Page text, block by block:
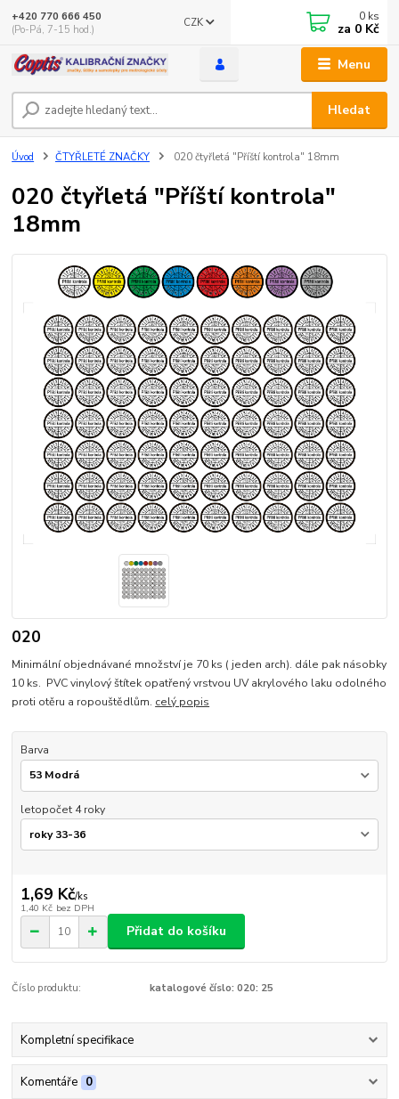
Menu
CZK
Hledat
+420 770 666 450
(Po-Pá, 7-15 hod.)
0 ks
za 0 Kč
Úvod ČTYŘLETÉ ZNAČKY 020 čtyřletá "Příští kontrola" 18mm
020 čtyřletá "Příští kontrola"
18mm
020
Minimální objednávané množství je 70 ks ( jeden arch). dále pak násobky
10 ks. PVC vinylový štítek opatřený vrstvou UV akrylového laku odolného
proti otěru a ropouštědlům. celý popis
Barva
letopočet 4 roky
1,69 Kč/ks
1,40 Kč bez DPH
Přidat do košíku
Číslo produktu: katalogové číslo: 020: 25
Kompletní specifikace
Komentáře 0